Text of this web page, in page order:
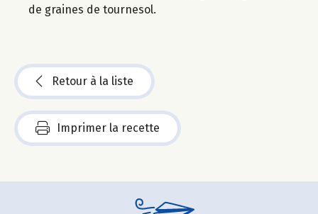
de graines de tournesol.
Retour à la liste
Imprimer la recette